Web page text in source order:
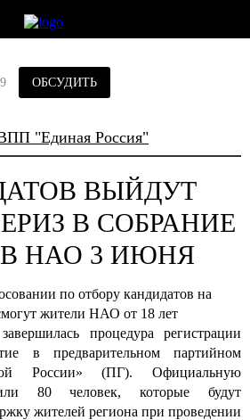
"Единая Россия"
ОБСУДИТЬ
ВЫЙДУТ
В СОБРАНИЕ
НАО 3 ИЮНЯ
по отбору кандидатов на
жители НАО от 18 лет
процедура регистрации
в предварительном партийном
России» (ПГ). Официальную
80 человек, которые будут
жителей региона при проведении